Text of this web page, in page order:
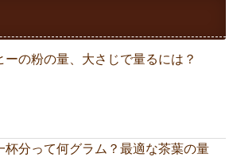
ーの粉の量、大さじで量るには？
杯分って何グラム？最適な茶葉の量